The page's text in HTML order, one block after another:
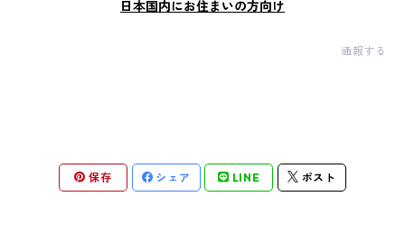
日本国内にお住まいの方向け
通報する
保存 シェア LINE ポスト